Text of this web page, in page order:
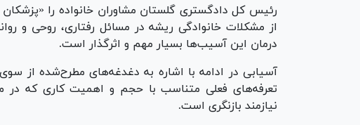
رئیس کل دادگستری گلستان مشاوران خانواده را
از مشکلات خانوادگی ریشه در مسائل رفتاری، روحی و
درمان این آسیب‌ها بسیار مهم و اثرگذار است.
آسیابی در ادامه با اشاره به دغدغه‌های مطرح‌شده از سوی
تعرفه‌های فعلی متناسب با حجم و اهمیت کاری که در
نیازمند بازنگری است.